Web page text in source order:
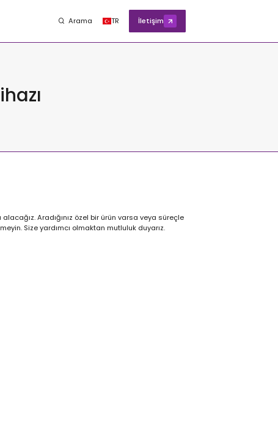
Arama TR İletişim
Aradığınız özel bir ürün varsa veya süreçle
Size yardımcı olmaktan mutluluk duyarız.